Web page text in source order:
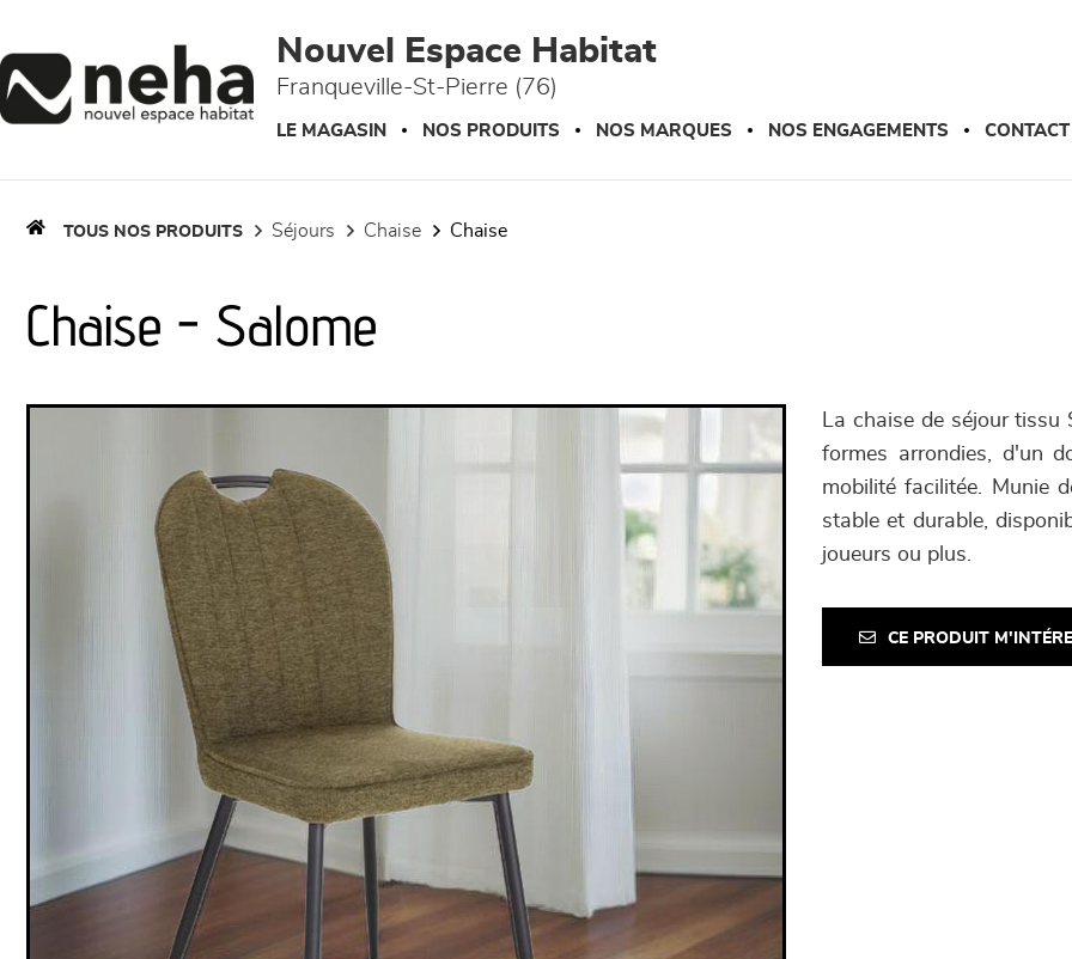
Nouvel Espace Habitat
Franqueville-St-Pierre (76)
LE MAGASIN NOS PRODUITS NOS MARQUES NOS ENGAGEMENTS CONTACT
TOUS NOS PRODUITS séjours chaise chaise
Chaise - Salome
La chaise de séjour tissu
formes arrondies, d'un
mobilité facilitée. Munie
stable et durable,
joueurs ou plus.
CE PRODUIT